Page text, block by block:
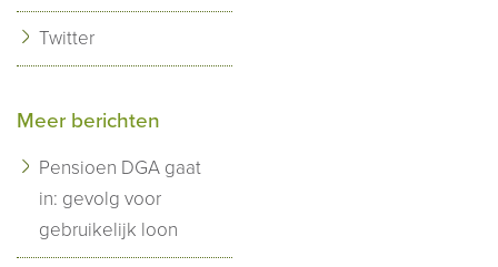
Twitter
Meer berichten
Pensioen DGA gaat
in: gevolg voor
gebruikelijk loon